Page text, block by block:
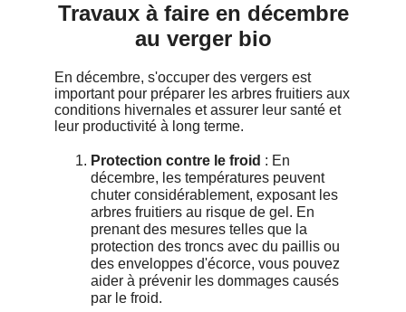
Travaux à faire en décembre
au verger bio
En décembre, s'occuper des vergers est
important pour préparer les arbres fruitiers aux
conditions hivernales et assurer leur santé et
leur productivité à long terme.
Protection contre le froid : En
décembre, les températures peuvent
chuter considérablement, exposant les
arbres fruitiers au risque de gel. En
prenant des mesures telles que la
protection des troncs avec du paillis ou
des enveloppes d'écorce, vous pouvez
aider à prévenir les dommages causés
par le froid.